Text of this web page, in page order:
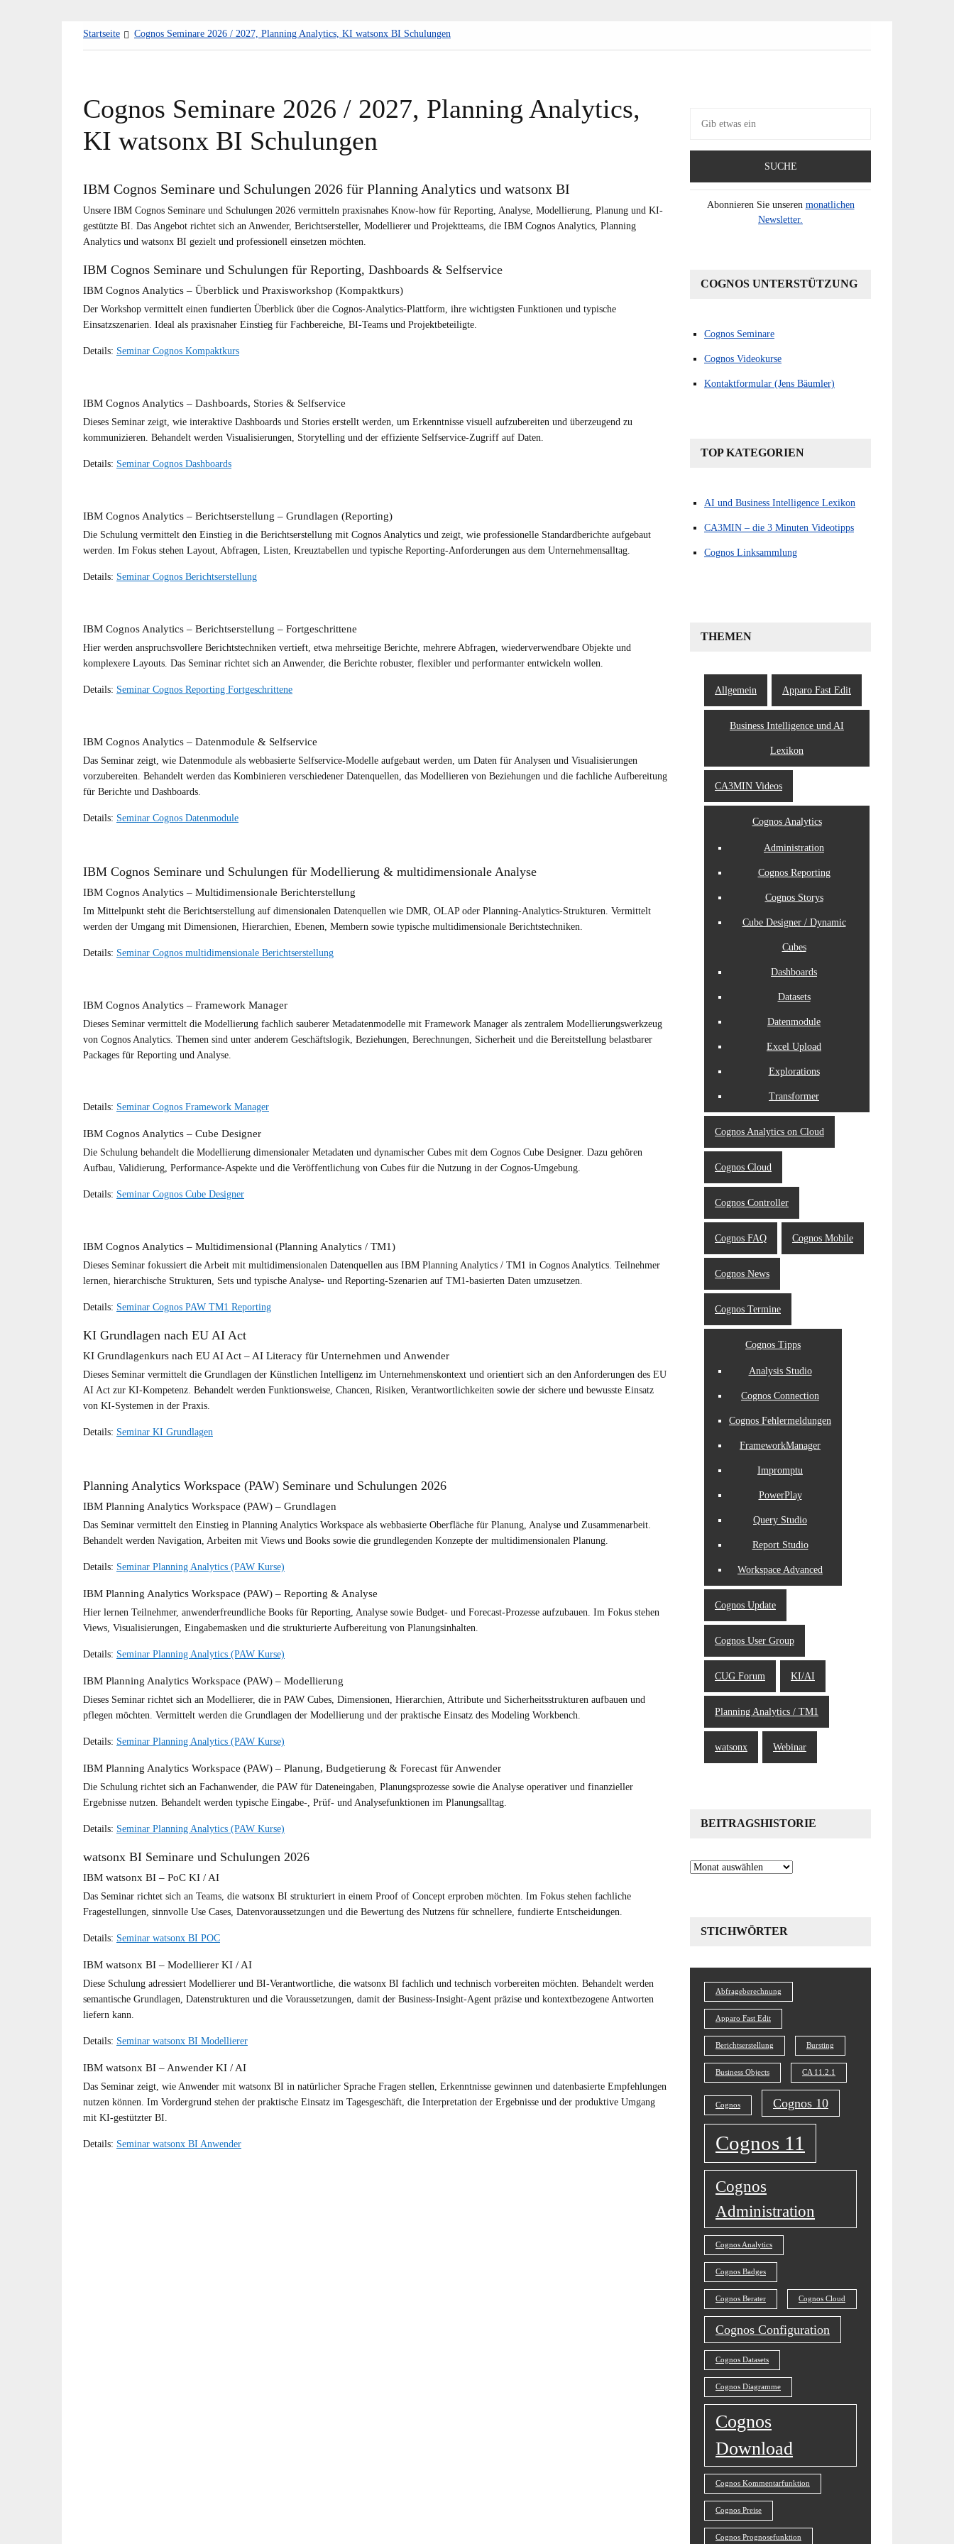
Startseite Cognos Seminare 2026 / 2027, Planning Analytics, KI watsonx BI Schulungen
Cognos Seminare 2026 / 2027, Planning Analytics,
KI watsonx BI Schulungen
IBM Cognos Seminare und Schulungen 2026 für Planning Analytics und watsonx BI
Unsere IBM Cognos Seminare und Schulungen 2026 vermitteln praxisnahes Know-how für Reporting, Analyse, Modellierung, Planung und KI-
gestützte BI. Das Angebot richtet sich an Anwender, Berichtsersteller, Modellierer und Projektteams, die IBM Cognos Analytics, Planning
Analytics und watsonx BI gezielt und professionell einsetzen möchten.
IBM Cognos Seminare und Schulungen für Reporting, Dashboards & Selfservice
IBM Cognos Analytics – Überblick und Praxisworkshop (Kompaktkurs)
Der Workshop vermittelt einen fundierten Überblick über die Cognos-Analytics-Plattform, ihre wichtigsten Funktionen und typische
Einsatzszenarien. Ideal als praxisnaher Einstieg für Fachbereiche, BI-Teams und Projektbeteiligte.
Details: Seminar Cognos Kompaktkurs
IBM Cognos Analytics – Dashboards, Stories & Selfservice
Dieses Seminar zeigt, wie interaktive Dashboards und Stories erstellt werden, um Erkenntnisse visuell aufzubereiten und überzeugend zu
kommunizieren. Behandelt werden Visualisierungen, Storytelling und der effiziente Selfservice-Zugriff auf Daten.
Details: Seminar Cognos Dashboards
IBM Cognos Analytics – Berichtserstellung – Grundlagen (Reporting)
Die Schulung vermittelt den Einstieg in die Berichtserstellung mit Cognos Analytics und zeigt, wie professionelle Standardberichte aufgebaut
werden. Im Fokus stehen Layout, Abfragen, Listen, Kreuztabellen und typische Reporting-Anforderungen aus dem Unternehmensalltag.
Details: Seminar Cognos Berichtserstellung
IBM Cognos Analytics – Berichtserstellung – Fortgeschrittene
Hier werden anspruchsvollere Berichtstechniken vertieft, etwa mehrseitige Berichte, mehrere Abfragen, wiederverwendbare Objekte und
komplexere Layouts. Das Seminar richtet sich an Anwender, die Berichte robuster, flexibler und performanter entwickeln wollen.
Details: Seminar Cognos Reporting Fortgeschrittene
IBM Cognos Analytics – Datenmodule & Selfservice
Das Seminar zeigt, wie Datenmodule als webbasierte Selfservice-Modelle aufgebaut werden, um Daten für Analysen und Visualisierungen
vorzubereiten. Behandelt werden das Kombinieren verschiedener Datenquellen, das Modellieren von Beziehungen und die fachliche Aufbereitung
für Berichte und Dashboards.
Details: Seminar Cognos Datenmodule
IBM Cognos Seminare und Schulungen für Modellierung & multidimensionale Analyse
IBM Cognos Analytics – Multidimensionale Berichterstellung
Im Mittelpunkt steht die Berichtserstellung auf dimensionalen Datenquellen wie DMR, OLAP oder Planning-Analytics-Strukturen. Vermittelt
werden der Umgang mit Dimensionen, Hierarchien, Ebenen, Membern sowie typische multidimensionale Berichtstechniken.
Details: Seminar Cognos multidimensionale Berichtserstellung
IBM Cognos Analytics – Framework Manager
Dieses Seminar vermittelt die Modellierung fachlich sauberer Metadatenmodelle mit Framework Manager als zentralem Modellierungswerkzeug
von Cognos Analytics. Themen sind unter anderem Geschäftslogik, Beziehungen, Berechnungen, Sicherheit und die Bereitstellung belastbarer
Packages für Reporting und Analyse.
Details: Seminar Cognos Framework Manager
IBM Cognos Analytics – Cube Designer
Die Schulung behandelt die Modellierung dimensionaler Metadaten und dynamischer Cubes mit dem Cognos Cube Designer. Dazu gehören
Aufbau, Validierung, Performance-Aspekte und die Veröffentlichung von Cubes für die Nutzung in der Cognos-Umgebung.
Details: Seminar Cognos Cube Designer
IBM Cognos Analytics – Multidimensional (Planning Analytics / TM1)
Dieses Seminar fokussiert die Arbeit mit multidimensionalen Datenquellen aus IBM Planning Analytics / TM1 in Cognos Analytics. Teilnehmer
lernen, hierarchische Strukturen, Sets und typische Analyse- und Reporting-Szenarien auf TM1-basierten Daten umzusetzen.
Details: Seminar Cognos PAW TM1 Reporting
KI Grundlagen nach EU AI Act
KI Grundlagenkurs nach EU AI Act – AI Literacy für Unternehmen und Anwender
Dieses Seminar vermittelt die Grundlagen der Künstlichen Intelligenz im Unternehmenskontext und orientiert sich an den Anforderungen des EU
AI Act zur KI-Kompetenz. Behandelt werden Funktionsweise, Chancen, Risiken, Verantwortlichkeiten sowie der sichere und bewusste Einsatz
von KI-Systemen in der Praxis.
Details: Seminar KI Grundlagen
Planning Analytics Workspace (PAW) Seminare und Schulungen 2026
IBM Planning Analytics Workspace (PAW) – Grundlagen
Das Seminar vermittelt den Einstieg in Planning Analytics Workspace als webbasierte Oberfläche für Planung, Analyse und Zusammenarbeit.
Behandelt werden Navigation, Arbeiten mit Views und Books sowie die grundlegenden Konzepte der multidimensionalen Planung.
Details: Seminar Planning Analytics (PAW Kurse)
IBM Planning Analytics Workspace (PAW) – Reporting & Analyse
Hier lernen Teilnehmer, anwenderfreundliche Books für Reporting, Analyse sowie Budget- und Forecast-Prozesse aufzubauen. Im Fokus stehen
Views, Visualisierungen, Eingabemasken und die strukturierte Aufbereitung von Planungsinhalten.
Details: Seminar Planning Analytics (PAW Kurse)
IBM Planning Analytics Workspace (PAW) – Modellierung
Dieses Seminar richtet sich an Modellierer, die in PAW Cubes, Dimensionen, Hierarchien, Attribute und Sicherheitsstrukturen aufbauen und
pflegen möchten. Vermittelt werden die Grundlagen der Modellierung und der praktische Einsatz des Modeling Workbench.
Details: Seminar Planning Analytics (PAW Kurse)
IBM Planning Analytics Workspace (PAW) – Planung, Budgetierung & Forecast für Anwender
Die Schulung richtet sich an Fachanwender, die PAW für Dateneingaben, Planungsprozesse sowie die Analyse operativer und finanzieller
Ergebnisse nutzen. Behandelt werden typische Eingabe-, Prüf- und Analysefunktionen im Planungsalltag.
Details: Seminar Planning Analytics (PAW Kurse)
watsonx BI Seminare und Schulungen 2026
IBM watsonx BI – PoC KI / AI
Das Seminar richtet sich an Teams, die watsonx BI strukturiert in einem Proof of Concept erproben möchten. Im Fokus stehen fachliche
Fragestellungen, sinnvolle Use Cases, Datenvoraussetzungen und die Bewertung des Nutzens für schnellere, fundierte Entscheidungen.
Details: Seminar watsonx BI POC
IBM watsonx BI – Modellierer KI / AI
Diese Schulung adressiert Modellierer und BI-Verantwortliche, die watsonx BI fachlich und technisch vorbereiten möchten. Behandelt werden
semantische Grundlagen, Datenstrukturen und die Voraussetzungen, damit der Business-Insight-Agent präzise und kontextbezogene Antworten
liefern kann.
Details: Seminar watsonx BI Modellierer
IBM watsonx BI – Anwender KI / AI
Das Seminar zeigt, wie Anwender mit watsonx BI in natürlicher Sprache Fragen stellen, Erkenntnisse gewinnen und datenbasierte Empfehlungen
nutzen können. Im Vordergrund stehen der praktische Einsatz im Tagesgeschäft, die Interpretation der Ergebnisse und der produktive Umgang
mit KI-gestützter BI.
Details: Seminar watsonx BI Anwender
nach:
Abonnieren Sie unseren monatlichen
Newsletter.
COGNOS UNTERSTÜTZUNG
Cognos Seminare
Cognos Videokurse
Kontaktformular (Jens Bäumler)
TOP KATEGORIEN
AI und Business Intelligence Lexikon
CA3MIN – die 3 Minuten Videotipps
Cognos Linksammlung
THEMEN
Allgemein Apparo Fast Edit
Business Intelligence und AI
Lexikon
CA3MIN Videos
Cognos Analytics
Administration
Cognos Reporting
Cognos Storys
Cube Designer / Dynamic
Cubes
Dashboards
Datasets
Datenmodule
Excel Upload
Explorations
Transformer
Cognos Analytics on Cloud
Cognos Cloud
Cognos Controller
Cognos FAQ Cognos Mobile
Cognos News
Cognos Termine
Cognos Tipps
Analysis Studio
Cognos Connection
Cognos Fehlermeldungen
FrameworkManager
Impromptu
PowerPlay
Query Studio
Report Studio
Workspace Advanced
Cognos Update
Cognos User Group
CUG Forum KI/AI
Planning Analytics / TM1
watsonx Webinar
BEITRAGSHISTORIE
Beitragshistorie
STICHWÖRTER
Abfrageberechnung
Apparo Fast Edit
Berichtserstellung Bursting
Business Objects CA 11.2.1
Cognos Cognos 10
Cognos 11
Cognos
Administration
Cognos Analytics
Cognos Badges
Cognos Berater Cognos Cloud
Cognos Configuration
Cognos Datasets
Cognos Diagramme
Cognos
Download
Cognos Kommentarfunktion
Cognos Preise
Cognos Prognosefunktion